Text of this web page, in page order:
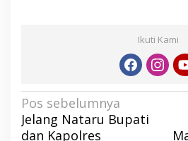
Ikuti Kami
N
a
Pos sebelumnya
Jelang Nataru Bupati
dan Kapolres